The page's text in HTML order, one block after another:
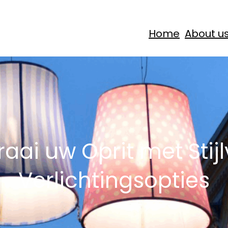
Home About
uw Oprit met
Verlichtingsopties